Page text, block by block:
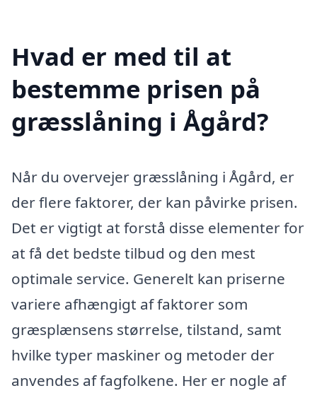
Hvad er med til at
bestemme prisen på
græsslåning i Ågård?
Når du overvejer græsslåning i Ågård, er
der flere faktorer, der kan påvirke prisen.
Det er vigtigt at forstå disse elementer for
at få det bedste tilbud og den mest
optimale service. Generelt kan priserne
variere afhængigt af faktorer som
græsplænsens størrelse, tilstand, samt
hvilke typer maskiner og metoder der
anvendes af fagfolkene. Her er nogle af